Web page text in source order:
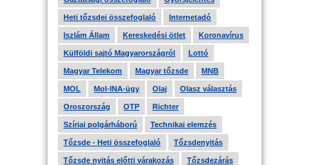
Heti tőzsdei összefoglaló Internetadó
Iszlám Állam Kereskedési ötlet Koronavírus
Külföldi sajtó Magyarországról Lottó
Magyar Telekom Magyar tőzsde MNB
MOL Mol-INA-ügy Olaj Olasz választás
Oroszország OTP Richter
Szíriai polgárháború Technikai elemzés
Tőzsde - Heti összefoglaló Tőzsdenyitás
Tőzsde nyitás előtti várakozás Tőzsdezárás